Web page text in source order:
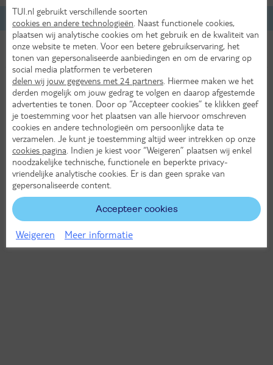
Filteren Lijst Kaart
TUI.nl gebruikt verschillende soorten
cookies en andere technologieën . Naast functionele cookies,
plaatsen wij analytische cookies om het gebruik en de kwaliteit van
onze website te meten. Voor een betere gebruikservaring, het
tonen van gepersonaliseerde aanbiedingen en om de ervaring op
social media platformen te verbeteren
delen wij jouw gegevens met 24 partners . Hiermee maken we het
derden mogelijk om jouw gedrag te volgen en daarop afgestemde
advertenties te tonen. Door op “Accepteer cookies” te klikken geef
je toestemming voor het plaatsen van alle hiervoor omschreven
cookies en andere technologieën om persoonlijke data te
verzamelen. Je kunt je toestemming altijd weer intrekken op onze
cookies pagina . Indien je kiest voor “Weigeren” plaatsen wij enkel
noodzakelijke technische, functionele en beperkte privacy-
vriendelijke analytische cookies. Er is dan geen sprake van
gepersonaliseerde content.
Accepteer cookies
Weigeren Meer informatie